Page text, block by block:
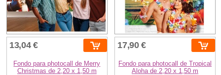
13,04 €
Fondo para photocall de Merry
Christmas de 2,20 x 1,50 m
17,90 €
Fondo para photocall de Tropical
Aloha de 2,20 x 1,50 m